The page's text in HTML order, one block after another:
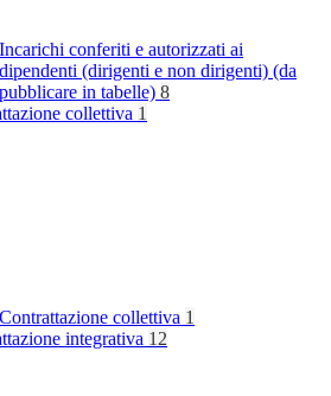
Incarichi conferiti e autorizzati ai
dipendenti (dirigenti e non dirigenti) (da
pubblicare in tabelle) 8
collettiva 1
Contrattazione collettiva 1
integrativa 12